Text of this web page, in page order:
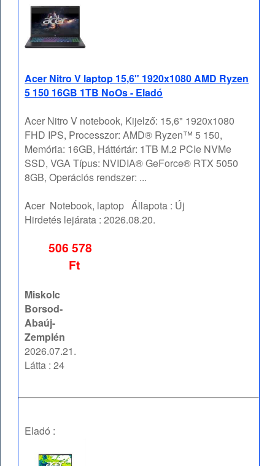
Acer Nitro V laptop 15,6" 1920x1080 AMD Ryzen
5 150 16GB 1TB NoOs - Eladó
Acer Nitro V notebook, Kijelző: 15,6" 1920x1080
FHD IPS, Processzor: AMD® Ryzen™ 5 150,
Memória: 16GB, Háttértár: 1TB M.2 PCIe NVMe
SSD, VGA Típus: NVIDIA® GeForce® RTX 5050
8GB, Operációs rendszer: ...
Acer Notebook, laptop Állapota : Új
Hirdetés lejárata :2026.08.20.
506 578
Ft
Miskolc
Borsod-
Abaúj-
Zemplén
2026.07.21.
Látta : 24
Eladó :